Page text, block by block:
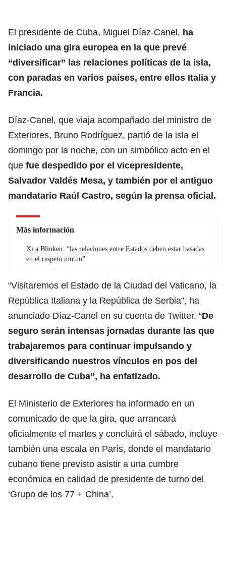
El presidente de Cuba, Miguel Díaz-Canel, ha
iniciado una gira europea en la que prevé
“diversificar” las relaciones políticas de la isla,
con paradas en varios países, entre ellos Italia y
Francia.
Díaz-Canel, que viaja acompañado del ministro de
Exteriores, Bruno Rodríguez, partió de la isla el
domingo por la noche, con un simbólico acto en el
que fue despedido por el vicepresidente,
Salvador Valdés Mesa, y también por el antiguo
mandatario Raúl Castro, según la prensa oficial.
Más información
Xi a Blinken: “las relaciones entre Estados deben estar basadas
en el respeto mutuo”
“Visitaremos el Estado de la Ciudad del Vaticano, la
República Italiana y la República de Serbia”, ha
anunciado Díaz-Canel en su cuenta de Twitter. “De
seguro serán intensas jornadas durante las que
trabajaremos para continuar impulsando y
diversificando nuestros vínculos en pos del
desarrollo de Cuba”, ha enfatizado.
El Ministerio de Exteriores ha informado en un
comunicado de que la gira, que arrancará
oficialmente el martes y concluirá el sábado, incluye
también una escala en París, donde el mandatario
cubano tiene previsto asistir a una cumbre
económica en calidad de presidente de turno del
‘Grupo de los 77 + China’.